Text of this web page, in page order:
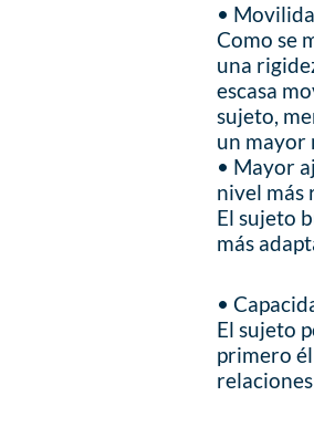
•
Como se
una
escasa
sujeto,
un mayor
• Mayor
nivel más
El sujeto
más
•
El sujeto
primero